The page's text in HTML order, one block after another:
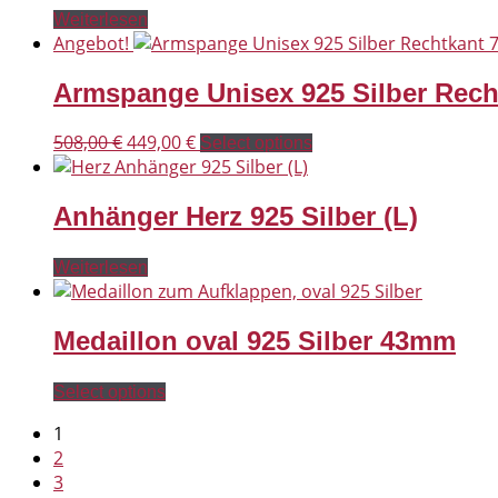
Weiterlesen
Angebot!
Armspange Unisex 925 Silber
508,00€Ursprünglicher
Preis
508,00 €
449,00€Aktueller
Preis
449,00 €.
Select options
Anhänger Herz 925 Silber (L)
Weiterlesen
Medaillon oval 925 Silber 43mm
Select options
1
2
3